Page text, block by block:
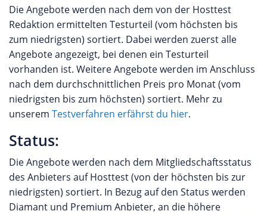
Die Angebote werden nach dem von der Hosttest
Redaktion ermittelten Testurteil (vom höchsten bis
zum niedrigsten) sortiert. Dabei werden zuerst alle
Angebote angezeigt, bei denen ein Testurteil
vorhanden ist. Weitere Angebote werden im Anschluss
nach dem durchschnittlichen Preis pro Monat (vom
niedrigsten bis zum höchsten) sortiert. Mehr zu
unserem Testverfahren erfährst du hier.
Status:
Die Angebote werden nach dem Mitgliedschaftsstatus
des Anbieters auf Hosttest (von der höchsten bis zur
niedrigsten) sortiert. In Bezug auf den Status werden
Diamant und Premium Anbieter, an die höhere